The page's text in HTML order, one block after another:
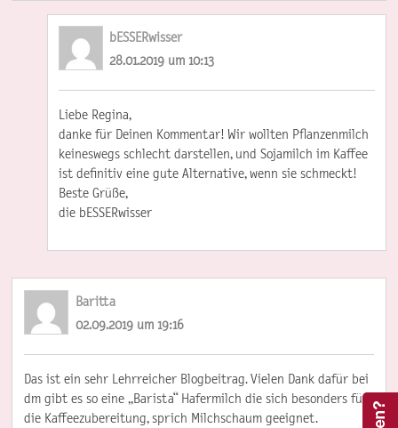
bESSERwisser
28.01.2019 um 10:13
Liebe Regina,
danke für Deinen Kommentar! Wir wollten Pflanzenmilch
keineswegs schlecht darstellen, und Sojamilch im Kaffee
ist definitiv eine gute Alternative, wenn sie schmeckt!
Beste Grüße,
die bESSERwisser
Baritta
02.09.2019 um 19:16
Das ist ein sehr Lehrreicher Blogbeitrag. Vielen Dank dafür bei
dm gibt es so eine „Barista“ Hafermilch die sich besonders für
die Kaffeezubereitung, sprich Milchschaum geeignet.